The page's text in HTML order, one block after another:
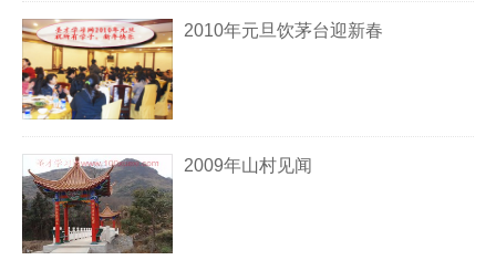
2010年元旦饮茅台迎新春
2009年山村见闻